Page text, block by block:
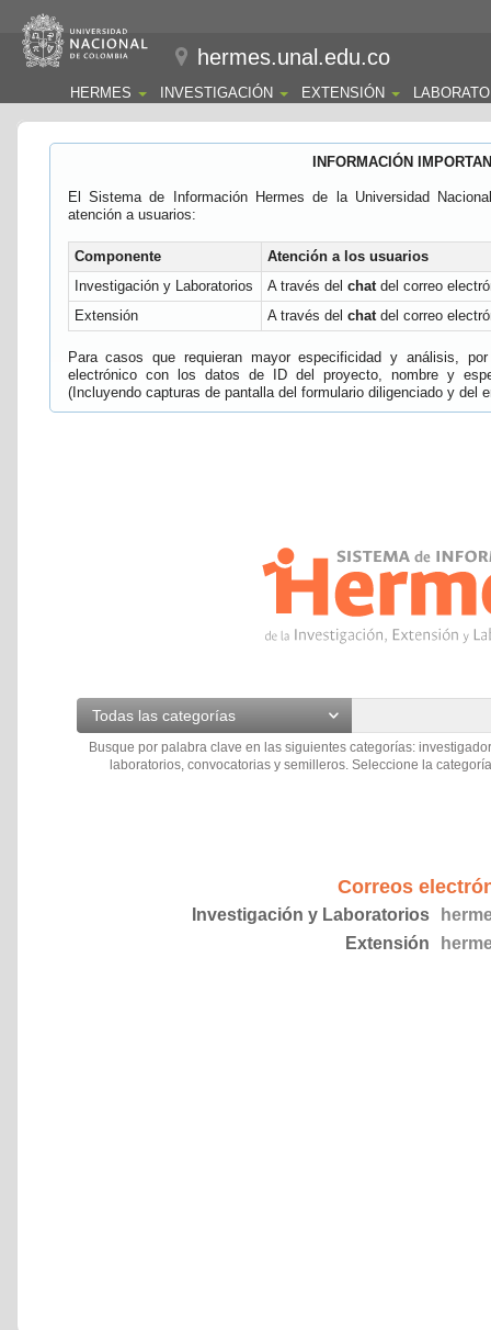
hermes.unal.edu.co
HERMES INVESTIGACIÓN EXTENSIÓN
INFORMACIÓN
El Sistema de Información Hermes de la Universidad
atención a usuarios:
Componente
Atención a los usuarios
Investigación y Laboratorios
A través del chatdel correo
Extensión
A través del chatdel correo
Para casos que requieran mayor especificidad y análisis,
electrónico con los datos de ID del proyecto, nombre y
(Incluyendo capturas de pantalla del formulario diligenciado y del
Todas las categorías
Busque por palabra clave en las siguientes categorías:
laboratorios, convocatorias y semilleros. Seleccione la
Correos
Investigación y Laboratorios
Extensión